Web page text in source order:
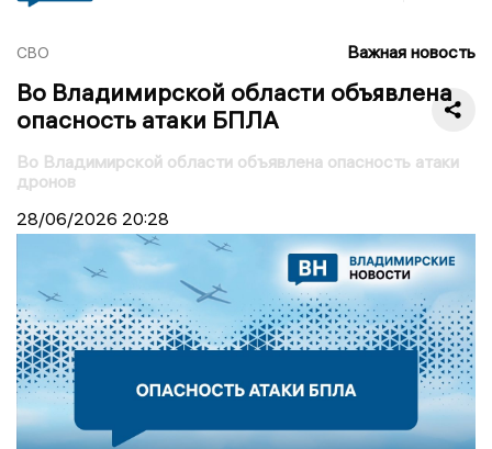
СВО Важная новость
Во Владимирской области объявлена
опасность атаки БПЛА
Во Владимирской области объявлена опасность атаки
дронов
28/06/2026 20:28